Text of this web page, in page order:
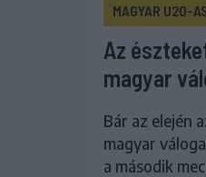
MAGYAR U20-
Az
magyar
Bár az elején
magyar
a második